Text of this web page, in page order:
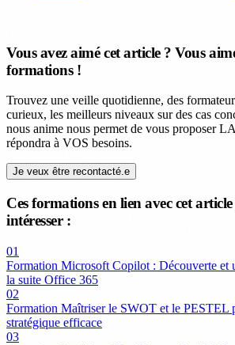
Vous avez aimé cet article ? Vous
formations !
Trouvez une veille quotidienne, des
curieux, les meilleurs niveaux sur des cas
nous anime nous permet de vous proposer
répondra à VOS besoins.
Je veux être recontacté.e
Ces formations en lien avec cet
intéresser :
01
Formation Microsoft Copilot : Découverte et
la suite Office 365
02
Formation Maîtriser le SWOT et le PESTEL
stratégique efficace
03